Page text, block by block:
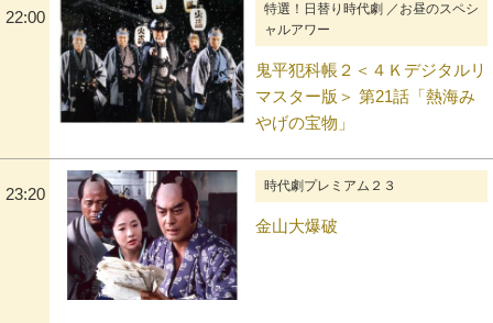
22:00
特選！日替り時代劇 ／お昼のスペシ
ャルアワー
鬼平犯科帳２＜４Ｋデジタルリ
マスター版＞ 第21話「熱海み
やげの宝物」
23:20 時代劇プレミアム２３
金山大爆破